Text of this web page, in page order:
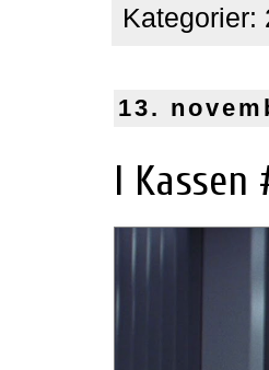
Kategorier:
13.
I Kassen